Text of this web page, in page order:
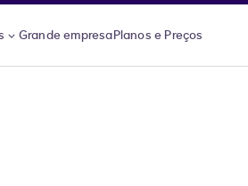
Grande empresaPlanos e Preços